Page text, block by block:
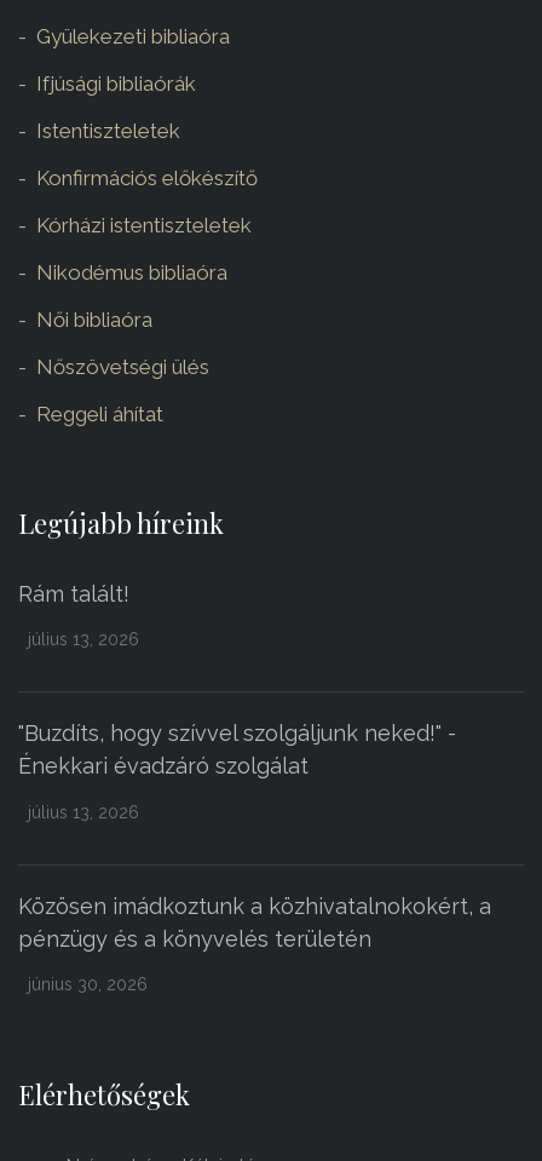
Gyülekezeti bibliaóra
Ifjúsági bibliaórák
Istentiszteletek
Konfirmációs előkészítő
Kórházi istentiszteletek
Nikodémus bibliaóra
Női bibliaóra
Nőszövetségi ülés
Reggeli áhítat
Legújabb híreink
Rám talált!
július 13, 2026
"Buzdíts, hogy szívvel szolgáljunk neked!" -
Énekkari évadzáró szolgálat
július 13, 2026
Közösen imádkoztunk a közhivatalnokokért, a
pénzügy és a könyvelés területén
június 30, 2026
Elérhetőségek